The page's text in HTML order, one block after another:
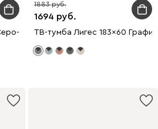
зеленый
1694
1883
ТВ-тумба Лигес 183x60